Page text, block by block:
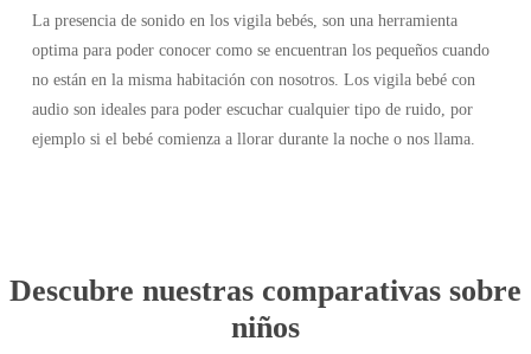
La presencia de sonido en los vigila bebés, son una herramienta
optima para poder conocer como se encuentran los pequeños cuando
no están en la misma habitación con nosotros. Los vigila bebé con
audio son ideales para poder escuchar cualquier tipo de ruido, por
ejemplo si el bebé comienza a llorar durante la noche o nos llama.
Descubre nuestras comparativas sobre
niños